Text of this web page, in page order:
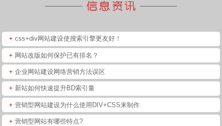
+ css+div网站建设使搜索引擎更友好！
+ 网站改版如何保护已有排名？
+ 企业网站建设网络营销方法误区
+ 新站如何快速提升BD索引量
+ 营销型网站建设为什么使用DIV+CSS来制作
+ 营销型网站有哪些特点?